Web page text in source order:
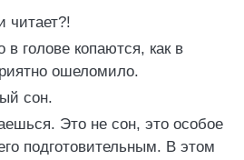
читает?!
в голове копаются, как в
ошеломило.
сон.
Это не сон, это особое
подготовительным. В этом